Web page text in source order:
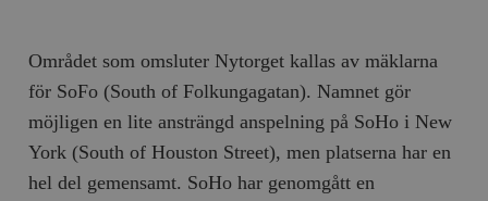
Området som omsluter Nytorget kallas av mäklarna
för SoFo (South of Folkungagatan). Namnet gör
möjligen en lite ansträngd anspelning på SoHo i New
York (South of Houston Street), men platserna har en
hel del gemensamt. SoHo har genomgått en